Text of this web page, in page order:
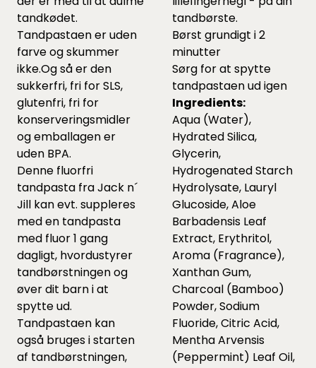
tandkødet.
Tandpastaen er uden
farve og skummer
ikke.Og så er den
sukkerfri, fri for SLS,
glutenfri, fri for
konserveringsmidler
og emballagen er
uden BPA.
Denne fluorfri
tandpasta fra Jack n´
Jill kan evt. suppleres
med en tandpasta
med fluor 1 gang
dagligt, hvordustyrer
tandbørstningen og
øver dit barn i at
spytte ud.
Tandpastaen kan
også bruges i starten
af tandbørstningen,
tandbørste.
Børst grundigt i 2
minutter
Sørg for at spytte
tandpastaen ud igen
Ingredients:
Aqua (Water),
Hydrated Silica,
Glycerin,
Hydrogenated Starch
Hydrolysate, Lauryl
Glucoside, Aloe
Barbadensis Leaf
Extract, Erythritol,
Aroma (Fragrance),
Xanthan Gum,
Charcoal (Bamboo)
Powder, Sodium
Fluoride, Citric Acid,
Mentha Arvensis
(Peppermint) Leaf Oil,